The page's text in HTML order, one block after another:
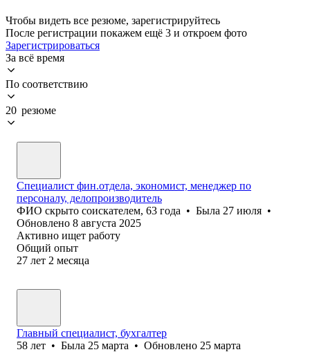
Чтобы видеть все резюме, зарегистрируйтесь
После регистрации покажем ещё 3 и откроем фото
Зарегистрироваться
За всё время
По соответствию
20 резюме
Специалист фин.отдела, экономист, менеджер по
персоналу, делопроизводитель
ФИО скрыто соискателем, 63 года • Была 27 июля •
Обновлено 8 августа 2025
Активно ищет работу
Общий опыт
27 лет 2 месяца
Главный специалист, бухгалтер
58 лет • Была 25 марта • Обновлено 25 марта